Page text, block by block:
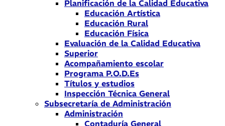
Planificación de la Calidad Educativa
Educación Artística
Educación Rural
Educación Física
Evaluación de la Calidad Educativa
Superior
Acompañamiento escolar
Programa P.O.D.Es
Títulos y estudios
Inspección Técnica General
Subsecretaría de Administración
Administración
Contaduría General